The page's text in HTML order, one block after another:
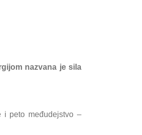
nazvana je sila
i peto međudejstvo –